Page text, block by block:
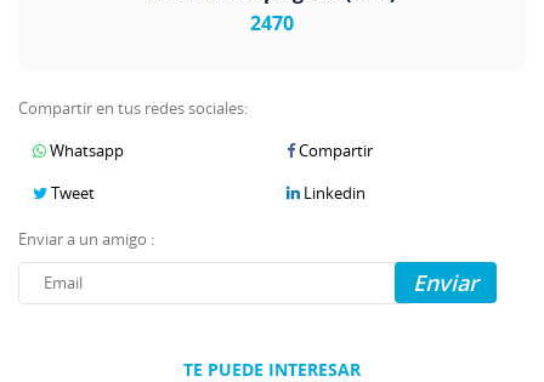
2470
Compartir en tus redes sociales:
Whatsapp
Compartir
Tweet
Linkedin
Enviar a un amigo :
Enviar
TE PUEDE INTERESAR